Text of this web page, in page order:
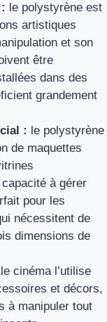
le polystyrène est
artistiques
et son
être
dans des
grandement
: le polystyrène
de maquettes
à gérer
pour les
nécessitent de
dimensions de
le cinéma l’utilise
et décors,
à manipuler tout